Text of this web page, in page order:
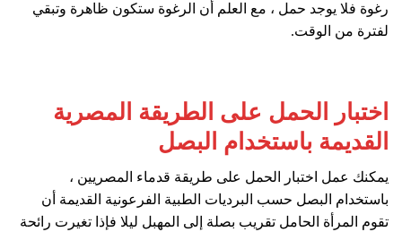
رغوة فلا يوجد حمل ، مع العلم أن الرغوة ستكون ظاهرة وتبقي
لفترة من الوقت.
اختبار الحمل على الطريقة المصرية
القديمة باستخدام البصل
يمكنك عمل اختبار الحمل على طريقة قدماء المصريين ،
باستخدام البصل حسب البرديات الطبية الفرعونية القديمة أن
تقوم المرأة الحامل تقريب بصلة إلى المهبل ليلا فإذا تغيرت رائحة